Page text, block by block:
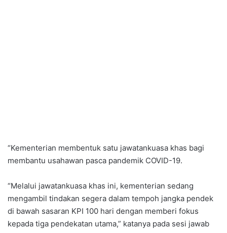
“Kementerian membentuk satu jawatankuasa khas bagi
membantu usahawan pasca pandemik COVID-19.
“Melalui jawatankuasa khas ini, kementerian sedang
mengambil tindakan segera dalam tempoh jangka pendek
di bawah sasaran KPI 100 hari dengan memberi fokus
kepada tiga pendekatan utama,” katanya pada sesi jawab